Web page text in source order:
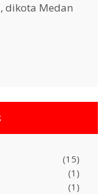
dikota Medan
(15)
(1)
(1)